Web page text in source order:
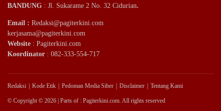
BANDUNG : Jl. Sukarame 2 No. 32 Cidurian.
Email : Redaksi@pagiterkini.com
kerjasama@pagiterkini.com
Website : Pagiterkini.com
Koordinator : 082-333-554-717
Redaksi Kode Etik Pedoman Media Siber Disclaimer Tentang Kami
© Copyright © 2026 | Parts of : Pagiterkini.com. All rights reserved